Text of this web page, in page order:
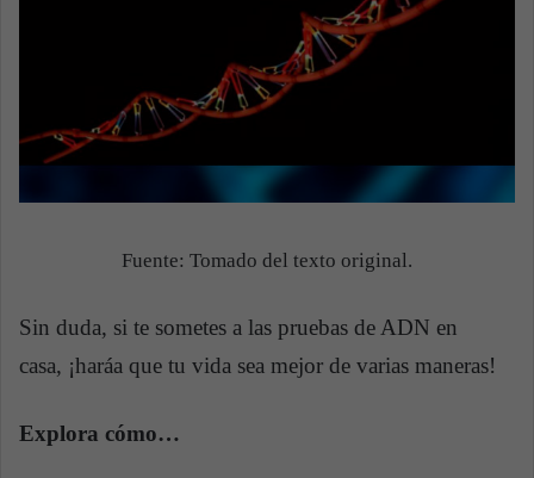
Fuente: Tomado del texto original.
Sin duda, si te sometes a las pruebas de ADN en
casa, ¡haráa que tu vida sea mejor de varias maneras!
Explora cómo…